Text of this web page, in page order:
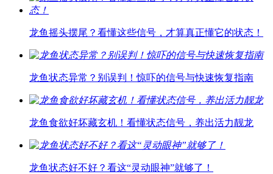
龙鱼摇头摆尾？看懂这些信号，才算真正懂它的状态！
龙鱼状态异常？别误判！惊吓的信号与快速恢复指南
龙鱼食欲好坏藏玄机！看懂状态信号，养出活力靓龙
龙鱼状态好不好？看这“灵动眼神”就够了！